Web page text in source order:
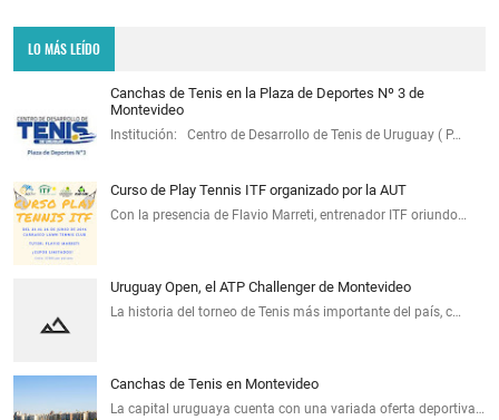
LO MÁS LEÍDO
Canchas de Tenis en la Plaza de Deportes Nº 3 de
Montevideo
Institución: Centro de Desarrollo de Tenis de Uruguay ( P…
Curso de Play Tennis ITF organizado por la AUT
Con la presencia de Flavio Marreti, entrenador ITF oriundo…
Uruguay Open, el ATP Challenger de Montevideo
La historia del torneo de Tenis más importante del país, c…
Canchas de Tenis en Montevideo
La capital uruguaya cuenta con una variada oferta deportiva…